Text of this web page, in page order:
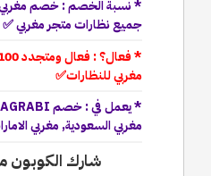
جميع نظارات متجر مغربي ✅
مغربي للنظارات✅
مغربي السعودية, مغربي
شارك